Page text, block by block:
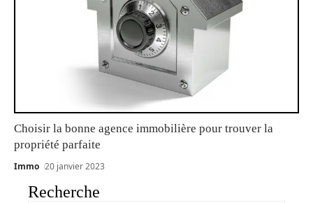
Choisir la bonne agence immobilière pour trouver la
propriété parfaite
Immo 20 janvier 2023
Recherche